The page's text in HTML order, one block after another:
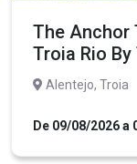
The Anchor
Troia Rio
Alentejo, Troia
De 09/08/2026 a